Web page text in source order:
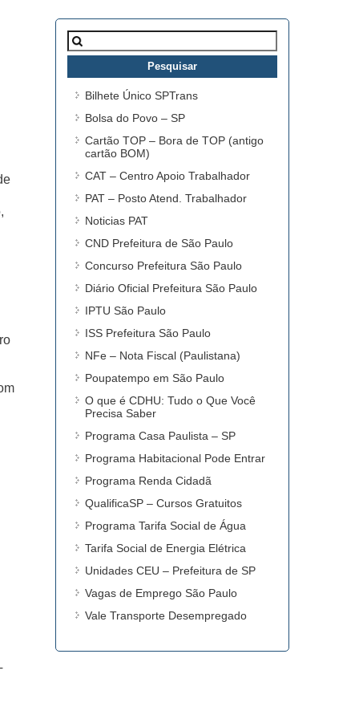
Pesquisar
por:
Bilhete Único SPTrans
Bolsa do Povo – SP
Cartão TOP – Bora de TOP (antigo
cartão BOM)
CAT – Centro Apoio Trabalhador
PAT – Posto Atend. Trabalhador
Noticias PAT
CND Prefeitura de São Paulo
Concurso Prefeitura São Paulo
Diário Oficial Prefeitura São Paulo
IPTU São Paulo
ISS Prefeitura São Paulo
NFe – Nota Fiscal (Paulistana)
Poupatempo em São Paulo
O que é CDHU: Tudo o Que Você
Precisa Saber
Programa Casa Paulista – SP
Programa Habitacional Pode Entrar
Programa Renda Cidadã
QualificaSP – Cursos Gratuitos
Programa Tarifa Social de Água
Tarifa Social de Energia Elétrica
Unidades CEU – Prefeitura de SP
Vagas de Emprego São Paulo
Vale Transporte Desempregado